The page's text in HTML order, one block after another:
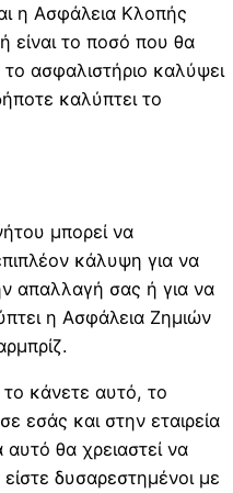
η Ασφάλεια Κλοπής
το ποσό που θα
ασφαλιστήριο καλύψει
καλύπτει το
μπορεί να
κάλυψη για να
απαλλαγή σας ή για να
η Ασφάλεια Ζημιών
κάνετε αυτό, το
εσάς και στην εταιρεία
αυτό θα χρειαστεί να
δυσαρεστημένοι με